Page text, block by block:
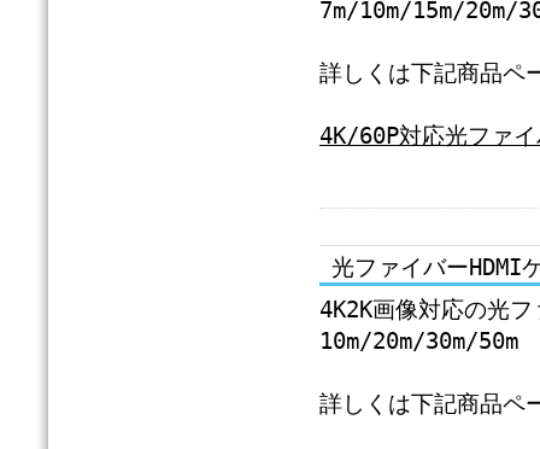
7m/10m/15m/20m/
詳しくは下記商品ペ
4K/60P対応光ファ
光ファイバーHDMI
4K2K画像対応の光
10m/20m/30m/50m
詳しくは下記商品ペ